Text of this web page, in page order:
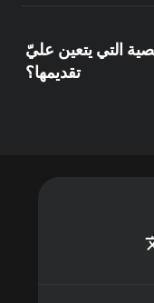
التي يتعين عليّ
تقديمها؟